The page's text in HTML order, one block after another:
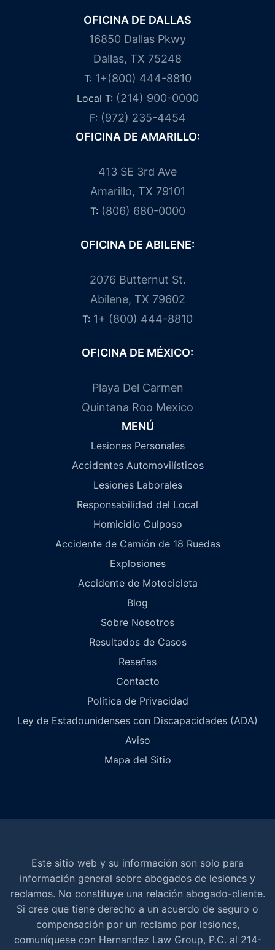
OFICINA DE DALLAS
16850 Dallas Pkwy
Dallas, TX 75248
T: 1+(800) 444-8810
Local T: (214) 900-0000
F: (972) 235-4454
OFICINA DE AMARILLO:
413 SE 3rd Ave
Amarillo, TX 79101
T: (806) 680-0000
OFICINA DE ABILENE:
2076 Butternut St.
Abilene, TX 79602
T: 1+ (800) 444-8810
OFICINA DE MÉXICO:
Playa Del Carmen
Quintana Roo Mexico
MENÚ
Lesiones Personales
Accidentes Automovilísticos
Lesiones Laborales
Responsabilidad del Local
Homicidio Culposo
Accidente de Camión de 18 Ruedas
Explosiones
Accidente de Motocicleta
Blog
Sobre Nosotros
Resultados de Casos
Reseñas
Contacto
Política de Privacidad
Ley de Estadounidenses con Discapacidades (ADA)
Aviso
Mapa del Sitio
Este sitio web y su información son solo para
información general sobre abogados de lesiones y
reclamos. No constituye una relación abogado-cliente.
Si cree que tiene derecho a un acuerdo de seguro o
compensación por un reclamo por lesiones,
comuníquese con Hernandez Law Group, P.C. al 214-